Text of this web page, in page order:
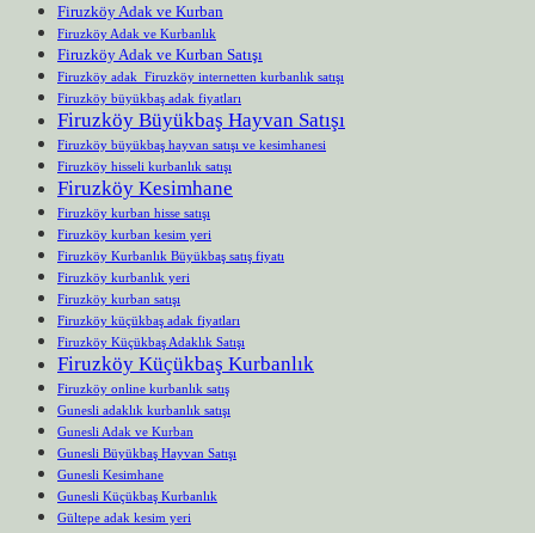
Firuzköy Adak ve Kurban
Firuzköy Adak ve Kurbanlık
Firuzköy Adak ve Kurban Satışı
Firuzköy adak Firuzköy internetten kurbanlık satışı
Firuzköy büyükbaş adak fiyatları
Firuzköy Büyükbaş Hayvan Satışı
Firuzköy büyükbaş hayvan satışı ve kesimhanesi
Firuzköy hisseli kurbanlık satışı
Firuzköy Kesimhane
Firuzköy kurban hisse satışı
Firuzköy kurban kesim yeri
Firuzköy Kurbanlık Büyükbaş satış fiyatı
Firuzköy kurbanlık yeri
Firuzköy kurban satışı
Firuzköy küçükbaş adak fiyatları
Firuzköy Küçükbaş Adaklık Satışı
Firuzköy Küçükbaş Kurbanlık
Firuzköy online kurbanlık satış
Gunesli adaklık kurbanlık satışı
Gunesli Adak ve Kurban
Gunesli Büyükbaş Hayvan Satışı
Gunesli Kesimhane
Gunesli Küçükbaş Kurbanlık
Gültepe adak kesim yeri